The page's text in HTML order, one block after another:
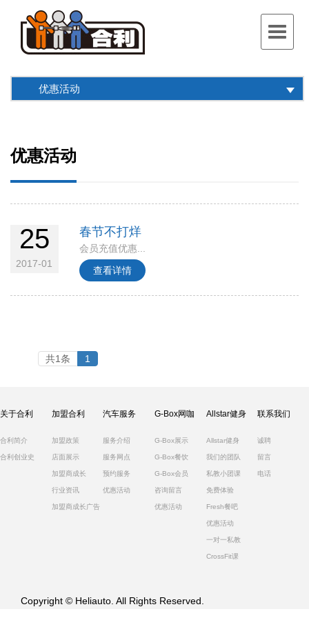
Toggle
优惠活动
优惠活动
25
2017-01
春节不打烊
会员充值优惠...
查看详情
共1条 1
关于合利
合利简介
合利创业史
加盟合利
加盟政策
店面展示
加盟商成长
行业资讯
加盟商成长广告
汽车服务
服务介绍
服务网点
预约服务
优惠活动
G-Box网咖
G-Box展示
G-Box餐饮
G-Box会员
咨询留言
优惠活动
Allstar健身
Allstar健身
我们的团队
私教小团课
免费体验
Fresh餐吧
优惠活动
一对一私教
CrossFit课
联系我们
诚聘
留言
电话
Copyright © Heliauto. All Rights Reserved.